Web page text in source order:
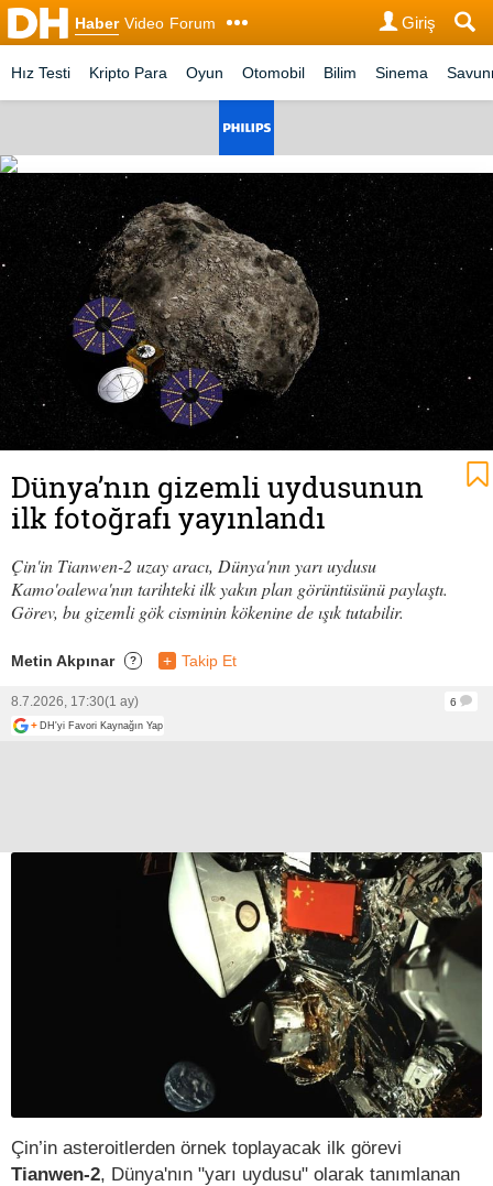
Haber Video Forum Giriş
Hız Testi Kripto Para Oyun Otomobil Bilim Sinema
Dünya’nın gizemli uydusunun
ilk fotoğrafı yayınlandı
Çin'in Tianwen-2 uzay aracı, Dünya'nın yarı uydusu
Kamo'oalewa'nın tarihteki ilk yakın plan görüntüsünü paylaştı.
Görev, bu gizemli gök cisminin kökenine de ışık tutabilir.
Metin Akpınar ? + Takip Et
8.7.2026, 17:30(1 ay)
6
+ DH'yi Favori Kaynağın Yap
Çin’in asteroitlerden örnek toplayacak ilk görevi
Tianwen-2, Dünya'nın "yarı uydusu" olarak tanımlanan